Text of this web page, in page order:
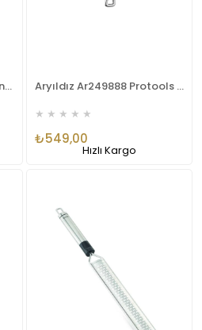
Aryıldız Master Uzun El Rendesi 31x5 Cm AR250143
Aryıldız Ar249888 Protools Rende Large
★ ★ ★ ★ ★
₺549,00
Hızlı Kargo